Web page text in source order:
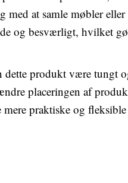
med at samle møbler
og besværligt, hvilket
produkt være tungt
placeringen af
praktiske og